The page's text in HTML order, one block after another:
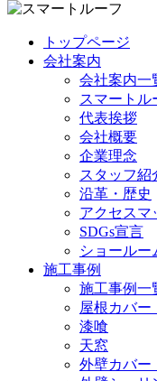
トップページ
会社案内
会社案内一
スマートル
代表挨拶
会社概要
企業理念
スタッフ紹
沿革・歴史
アクセスマ
SDGs宣言
ショールー
施工事例
施工事例一
屋根カバー
漆喰
天窓
外壁カバー